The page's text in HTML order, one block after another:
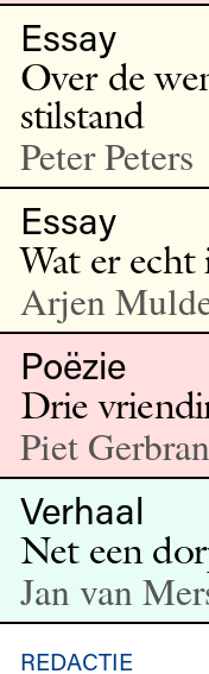
Essay
Over de
stilstand
Peter Peters
Essay
Wat er echt
Arjen
Poëzie
Drie
Piet
Verhaal
Net een
Jan van
REDACTIE